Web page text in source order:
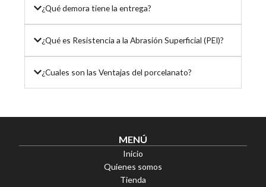
¿Qué demora tiene la entrega?
¿Qué es Resistencia a la Abrasión Superficial (PEI)?
¿Cuales son las Ventajas del porcelanato?
MENÚ
Inicio
Quienes somos
Tienda